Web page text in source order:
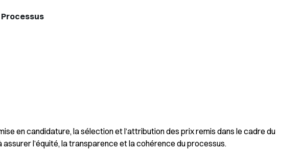
Processus
en candidature, la sélection et l’attribution des prix remis dans le cadre du
assurer l’équité, la transparence et la cohérence du processus.